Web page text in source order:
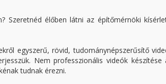
Szeretnéd élőben látni az építőmérnöki
egyszerű, rövid, tudománynépszerűsítő
Nem professzionális videók készítése
tudnak érezni.